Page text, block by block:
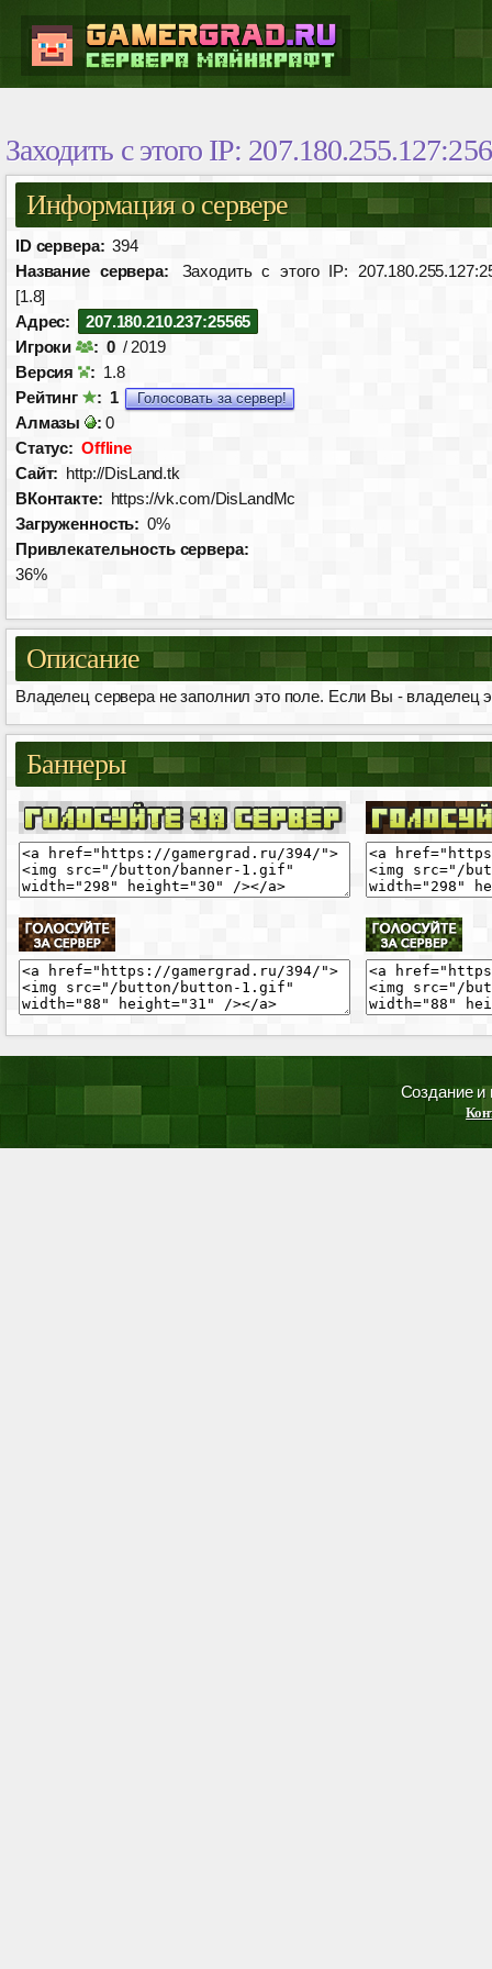
Заходить с этого IP:
Информация о сервере
ID сервера: 394
Название сервера:
Заходить с этого IP:
[1.8]
Адрес:
207.180.210.237:25565
Игроки
: 0 / 2019
Версия
: 1.8
Рейтинг
: 1 Голосовать за сервер!
Алмазы : 0
Статус: Offline
Сайт: http://DisLand.tk
ВКонтакте: https://vk.com/DisLandMc
Загруженность: 0%
Привлекательность сервера:
36%
Описание
Владелец сервера не заполнил это поле. Если Вы - владелец
Баннеры
Создание и